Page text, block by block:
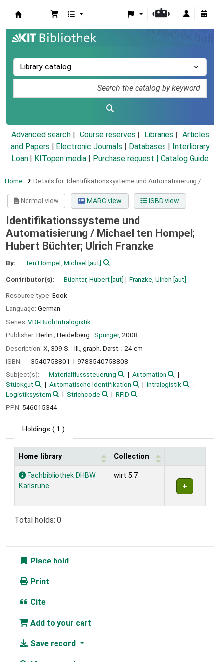
Advanced search Course reserves Libraries
Articles
and Papers
Electronic Journals Databases
Interlibrary
Loan
KITopen media Purchase request | Catalog Guide
Home Details for: Identifikationssysteme und Automatisierung /
Normal view MARC view ISBD view
Identifikationssysteme und
Automatisierung / Michael ten Hompel;
Hubert Büchter; Ulrich Franzke
By: Ten Hompel, Michael [aut]
Contributor(s): Büchter, Hubert[aut] Franzke, Ulrich [aut]
Resource type: Book
Language: German
Series: VDI-Buch Intralogistik
Publisher: Berlin ; Heidelberg : Springer, 2008
Description: X, 309 S. : Ill., graph. Darst. ; 24 cm
ISBN:
3540758801
9783540758808
Subject(s):
Materialflusssteuerung
Automation
Stückgut
Automatische Identifikation
Intralogistik
Logistiksystem
Strichcode
RFID
PPN: 546015344
Holdings ( 1 )
Holdings
Home library Collection
Fachbibliothek DHBW
Karlsruhe
wirt 5.7
Total holds: 0
Place hold
Print
Cite
Add to your cart
Save record